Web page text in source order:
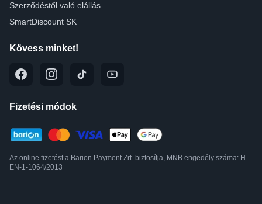
Szerződéstől való elállás
SmartDiscount SK
Kövess minket!
Fizetési módok
Az online fizetést a Barion Payment Zrt. biztosítja, MNB engedély száma: H-
EN-1-1064/2013